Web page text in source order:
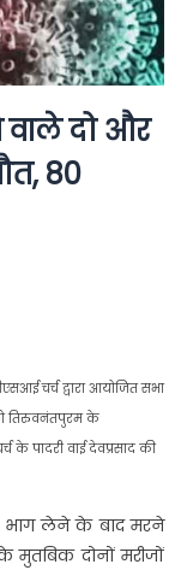
दो और
80
चर्च द्वारा आयोजित सभा
तिरुवनंतपुरम के
के पादरी वाई देवप्रसाद की
भाग लेने के बाद मरने
मुतबिक दोनों मरीजों